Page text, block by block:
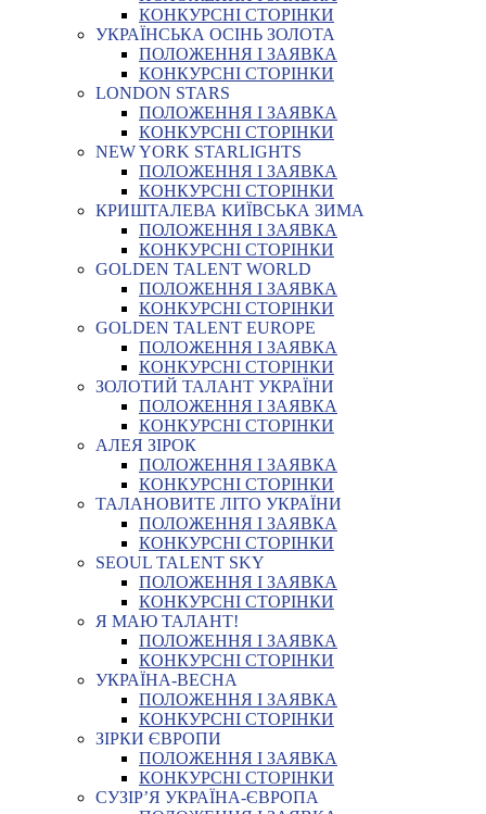
КОНКУРСНІ СТОРІНКИ
УКРАЇНСЬКА ОСІНЬ ЗОЛОТА
ПОЛОЖЕННЯ І ЗАЯВКА
КОНКУРСНІ СТОРІНКИ
LONDON STARS
ПОЛОЖЕННЯ І ЗАЯВКА
КОНКУРСНІ СТОРІНКИ
NEW YORK STARLIGHTS
ПОЛОЖЕННЯ І ЗАЯВКА
КОНКУРСНІ СТОРІНКИ
КРИШТАЛЕВА КИЇВСЬКА ЗИМА
ПОЛОЖЕННЯ І ЗАЯВКА
КОНКУРСНІ СТОРІНКИ
GOLDEN TALENT WORLD
ПОЛОЖЕННЯ І ЗАЯВКА
КОНКУРСНІ СТОРІНКИ
GOLDEN TALENT EUROPE
ПОЛОЖЕННЯ І ЗАЯВКА
КОНКУРСНІ СТОРІНКИ
ЗОЛОТИЙ ТАЛАНТ УКРАЇНИ
ПОЛОЖЕННЯ І ЗАЯВКА
КОНКУРСНІ СТОРІНКИ
АЛЕЯ ЗІРОК
ПОЛОЖЕННЯ І ЗАЯВКА
КОНКУРСНІ СТОРІНКИ
ТАЛАНОВИТЕ ЛІТО УКРАЇНИ
ПОЛОЖЕННЯ І ЗАЯВКА
КОНКУРСНІ СТОРІНКИ
SEOUL TALENT SKY
ПОЛОЖЕННЯ І ЗАЯВКА
КОНКУРСНІ СТОРІНКИ
Я МАЮ ТАЛАНТ!
ПОЛОЖЕННЯ І ЗАЯВКА
КОНКУРСНІ СТОРІНКИ
УКРАЇНА-ВЕСНА
ПОЛОЖЕННЯ І ЗАЯВКА
КОНКУРСНІ СТОРІНКИ
ЗІРКИ ЄВРОПИ
ПОЛОЖЕННЯ І ЗАЯВКА
КОНКУРСНІ СТОРІНКИ
СУЗІР’Я УКРАЇНА-ЄВРОПА